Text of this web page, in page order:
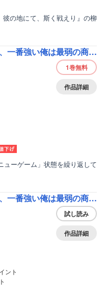
の地にて、斯く戦えり』の柳
クラスごと集団転移しましたが、一番強い俺は最弱の商人に偽装中です。（コミック）
1巻無料
作品詳細
ューゲーム」状態を繰り返して
クラスごと集団転移しましたが、一番強い俺は最弱の商人に偽装中です。（コミック） 分冊版
ント
試し読み
作品詳細